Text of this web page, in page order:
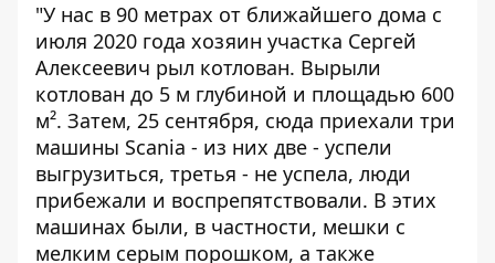
"У нас в 90 метрах от ближайшего дома с
июля 2020 года хозяин участка Сергей
Алексеевич рыл котлован. Вырыли
котлован до 5 м глубиной и площадью 600
м². Затем, 25 сентября, сюда приехали три
машины Scania - из них две - успели
выгрузиться, третья - не успела, люди
прибежали и воспрепятствовали. В этих
машинах были, в частности, мешки с
мелким серым порошком, а также